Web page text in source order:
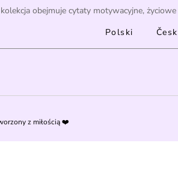
obejmuje cytaty motywacyjne,
Polski
z miłością ❤️